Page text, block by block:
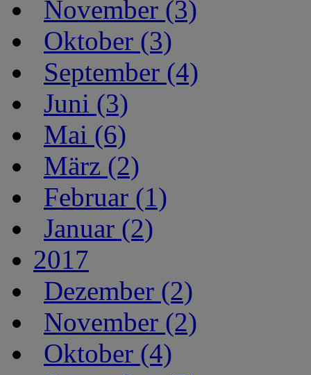
November (3)
Oktober (3)
September (4)
Juni (3)
Mai (6)
März (2)
Februar (1)
Januar (2)
2017
Dezember (2)
November (2)
Oktober (4)